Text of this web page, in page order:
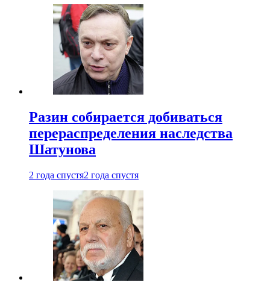
Разин собирается добиваться
перераспределения наследства
Шатунова
2 года спустя2 года спустя